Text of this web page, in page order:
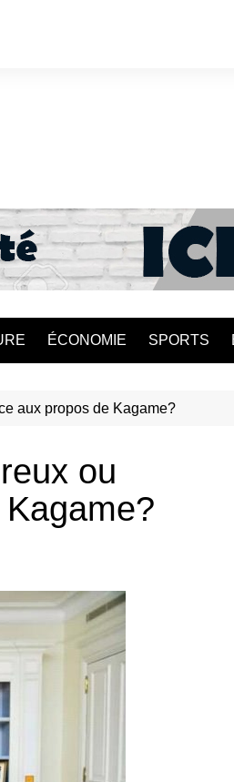
ÉCONOMIE SPORTS
aux propos de Kagame?
ou